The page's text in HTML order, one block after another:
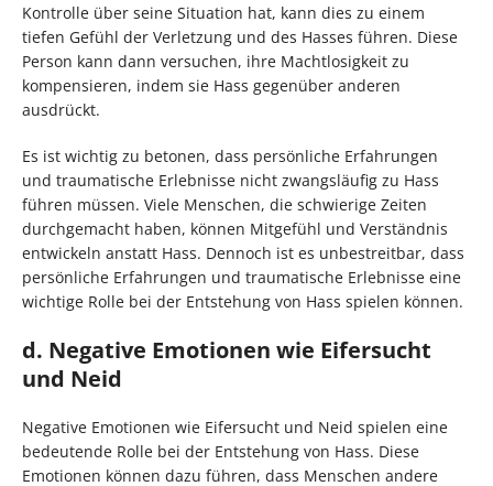
Kontrolle über seine Situation hat, kann dies zu einem
tiefen Gefühl der Verletzung und des Hasses führen. Diese
Person kann dann versuchen, ihre Machtlosigkeit zu
kompensieren, indem sie Hass gegenüber anderen
ausdrückt.
Es ist wichtig zu betonen, dass persönliche Erfahrungen
und traumatische Erlebnisse nicht zwangsläufig zu Hass
führen müssen. Viele Menschen, die schwierige Zeiten
durchgemacht haben, können Mitgefühl und Verständnis
entwickeln anstatt Hass. Dennoch ist es unbestreitbar, dass
persönliche Erfahrungen und traumatische Erlebnisse eine
wichtige Rolle bei der Entstehung von Hass spielen können.
d. Negative Emotionen wie Eifersucht
und Neid
Negative Emotionen wie Eifersucht und Neid spielen eine
bedeutende Rolle bei der Entstehung von Hass. Diese
Emotionen können dazu führen, dass Menschen andere